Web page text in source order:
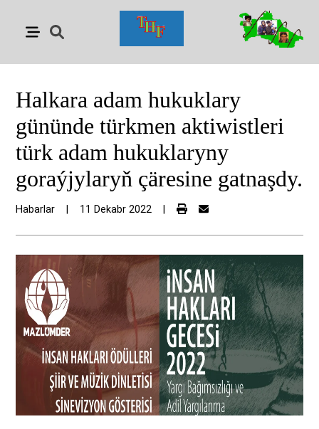
Halkara adam hukuklary
gününde türkmen aktiwistleri
türk adam hukuklaryny
goraýjylaryň çäresine gatnaşdy.
Habarlar 11 Dekabr 2022